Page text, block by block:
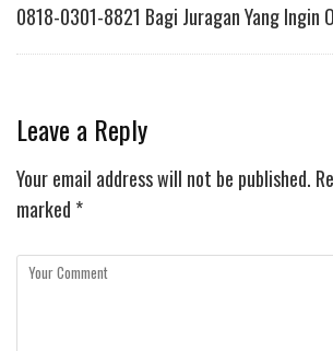
0818-0301-8821 Bagi Juragan Yang Ingin
Leave a Reply
Your email address will not be published.
marked *